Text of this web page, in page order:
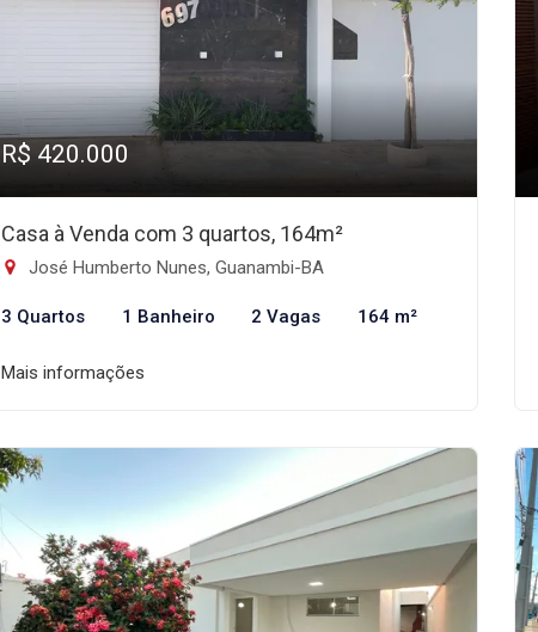
R$ 420.000
Casa à Venda com 3 quartos, 164m²
José Humberto Nunes, Guanambi-BA
3 Quartos 1 Banheiro 2 Vagas 164 m²
Mais informações